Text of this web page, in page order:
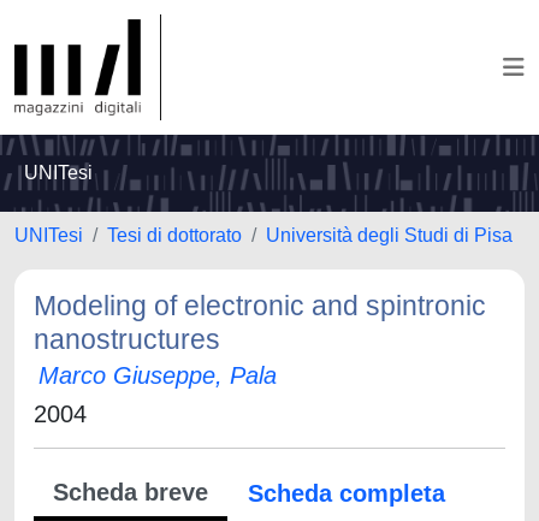
UNITesi
UNITesi Tesi di dottorato Università degli Studi di Pisa
Modeling of electronic and spintronic
nanostructures
Marco Giuseppe, Pala
2004
Scheda breve
Scheda completa